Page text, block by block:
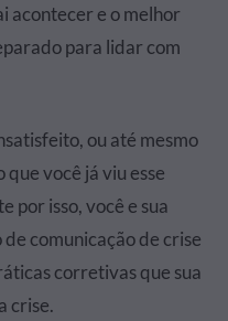
acontecer e o melhor
para lidar com
ou até mesmo
você já viu esse
por isso, você e sua
comunicação de crise
corretivas que sua
crise.